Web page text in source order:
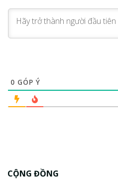
0 GÓP Ý
CỘNG ĐỒNG